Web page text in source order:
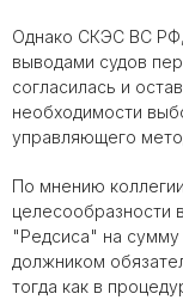
Однако СКЭС ВС
выводами судов
согласилась и
необходимости
управляющего
По мнению
целесообразности
"Редсиса" на
должником
тогда как в